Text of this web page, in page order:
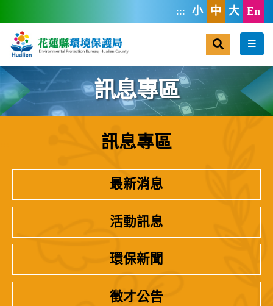
::: 小 中 大 En
選單
訊息專區
訊息專區
最新消息
活動訊息
環保新聞
徵才公告